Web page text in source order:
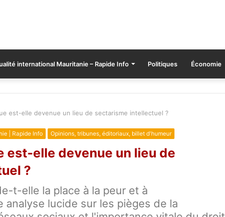
international Mauritanie – Rapide Info Politiques Économie
est-elle devenue un lieu de sectarisme intellectuel ?
| Rapide Info Opinions, tribunes, éditoriaux, billet d'humeur
est-elle devenue un lieu de
?
t-elle la place à la peur et à
analyse lucide sur les pièges de la